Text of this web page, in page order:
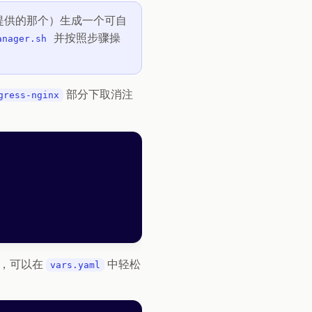
的那个）生成一个可自
并按照步骤操
nginx 部分下取消注
可以在 vars.yaml 中轻松